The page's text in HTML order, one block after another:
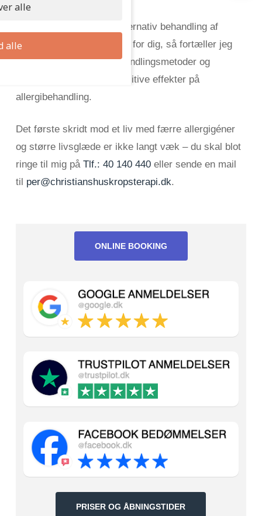
Er du stadig i tvivl, om alternativ behandling af
allergi er den rette løsning for dig, så fortæller jeg
gerne mere om mine behandlingsmetoder og
kropsterapiens mange positive effekter på
allergibehandling.
Det første skridt mod et liv med færre allergigéner
og større livsglæde er ikke langt væk – du skal blot
ringe til mig på Tlf.: 40 140 440 eller sende en mail
til per@christianshuskropsterapi.dk.
ONLINE BOOKING
Google
Trustpilot
Facebook
bedømmelser
PRISER OG ÅBNINGSTIDER
alle
alle